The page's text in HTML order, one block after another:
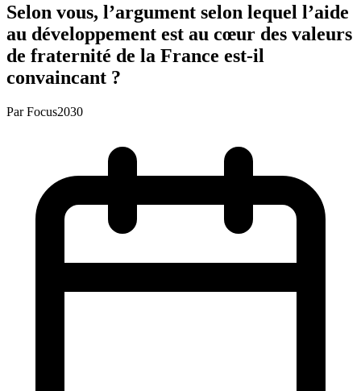
Selon vous, l’argument selon lequel l’aide
au développement est au cœur des valeurs
de fraternité de la France est-il
convaincant ?
ParFocus2030